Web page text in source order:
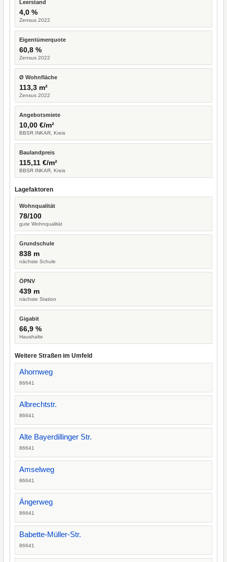
Leerstand
4,0 %
Zensus 2022
Eigentümerquote
60,8 %
Zensus 2022
Ø Wohnfläche
113,3 m²
Zensus 2022
Angebotsmiete
10,00 €/m²
BBSR INKAR, Kreis
Baulandpreis
115,11 €/m²
BBSR INKAR, Kreis
Lagefaktoren
Wohnqualität
78/100
gute Wohnqualität
Grundschule
838 m
nächste Schule
ÖPNV
439 m
nächste Station
Gigabit
66,9 %
Haushalte
Weitere Straßen im Umfeld
Ahornweg
86641
Albrechtstr.
86641
Alte Bayerdillinger Str.
86641
Amselweg
86641
Ängerweg
86641
Babette-Müller-Str.
86641